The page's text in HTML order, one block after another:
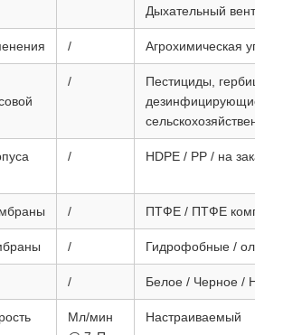
Дыхательный
/ Агрохимическая
/
Пестициды,
дезинфицирующие
/ HDPE / PP / на заказ
/ ПТФЕ / ПТФЕ
/ Гидрофобные /
/ Белое / Черное /
Мл/мин
Настраиваемый